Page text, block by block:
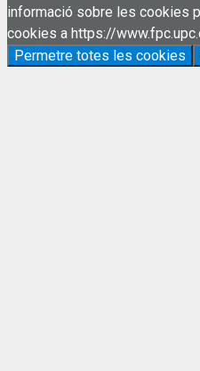
informació sobre les cookies
cookies a https://
Permetre totes les cookies